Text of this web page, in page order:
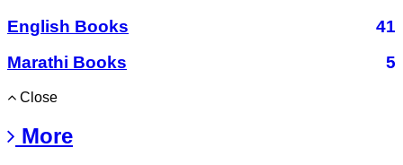
English Books
41
Marathi Books
5
Close
More